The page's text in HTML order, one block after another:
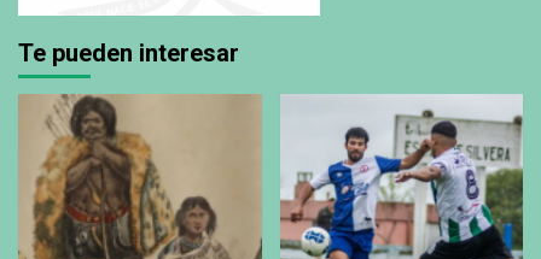
Te pueden interesar